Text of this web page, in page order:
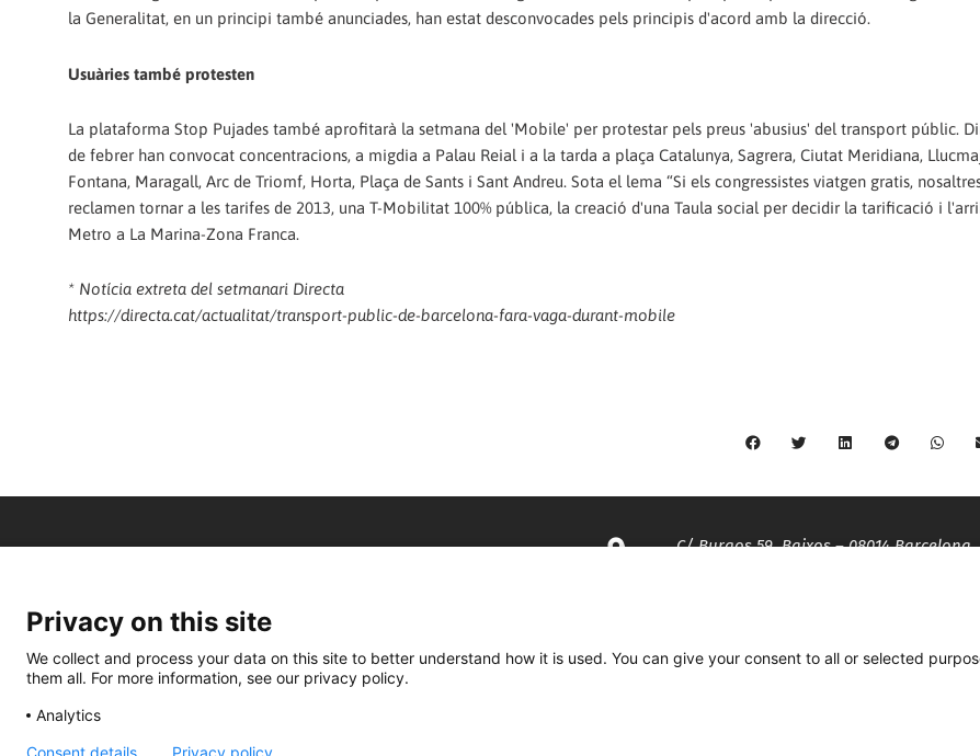
la Generalitat, en un principi també anunciades, han estat desconvocades pels principis d'acord amb la direcció.
Usuàries també protesten
La plataforma Stop Pujades també aprofitarà la setmana del 'Mobile' per protestar pels preus 'abusius' del transport públic.
de febrer han convocat concentracions, a migdia a Palau Reial i a la tarda a plaça Catalunya, Sagrera, Ciutat Meridiana,
Fontana, Maragall, Arc de Triomf, Horta, Plaça de Sants i Sant Andreu. Sota el lema “Si els congressistes viatgen gratis,
reclamen tornar a les tarifes de 2013, una T-Mobilitat 100% pública, la creació d'una Taula social per decidir la tarificació i
Metro a La Marina-Zona Franca.
* Notícia extreta del setmanari Directa
https://directa.cat/actualitat/transport-public-de-barcelona-fara-vaga-durant-mobile
C/ Burgos 59, Baixos – 08014 Barcelona
Privacy on this site
We collect and process your data on this site to better understand how it is used. You can give your consent to all or selected
them all. For more information, see our privacy policy.
Analytics
Consent details Privacy policy